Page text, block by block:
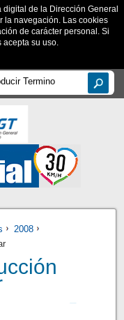
digital de la Dirección General
la navegación. Las cookies
de carácter personal. Si
acepta su uso.
2008